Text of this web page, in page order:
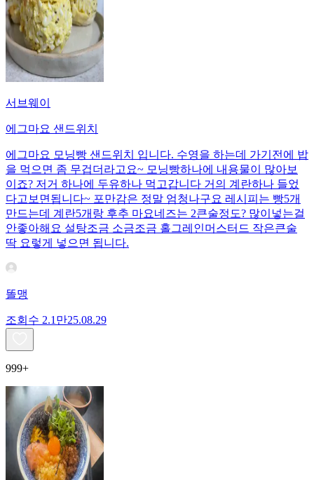
서브웨이
에그마요 샌드위치
에그마요 모닝빵 샌드위치 입니다. 수영을 하는데 가기전에 밥
을 먹으면 좀 무겁더라고요~ 모닝빵하나에 내용물이 많아보
이죠? 저거 하나에 두유하나 먹고갑니다 거의 계란하나 들었
다고보면됩니다~ 포만감은 정말 엄청나구요 레시피는 빵5개
만드는데 계란5개랑 후추 마요네즈는 2큰술정도? 많이넣는걸
안좋아해요 설탕조금 소금조금 홀그레인머스터드 작은큰술
딱 요렇게 넣으면 됩니다.
똘맹
조회수 2.1만25.08.29
999+